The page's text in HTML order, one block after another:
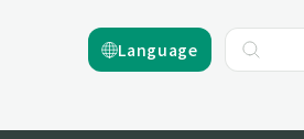
Language